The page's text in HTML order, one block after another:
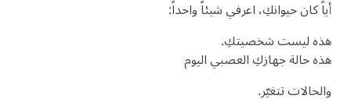
أياً كان حيوانكِ، اعرفي شيئاً واحداً:
هذه ليست شخصيتكِ.
هذه حالة جهازكِ العصبي اليوم
والحالات تتغيّر.